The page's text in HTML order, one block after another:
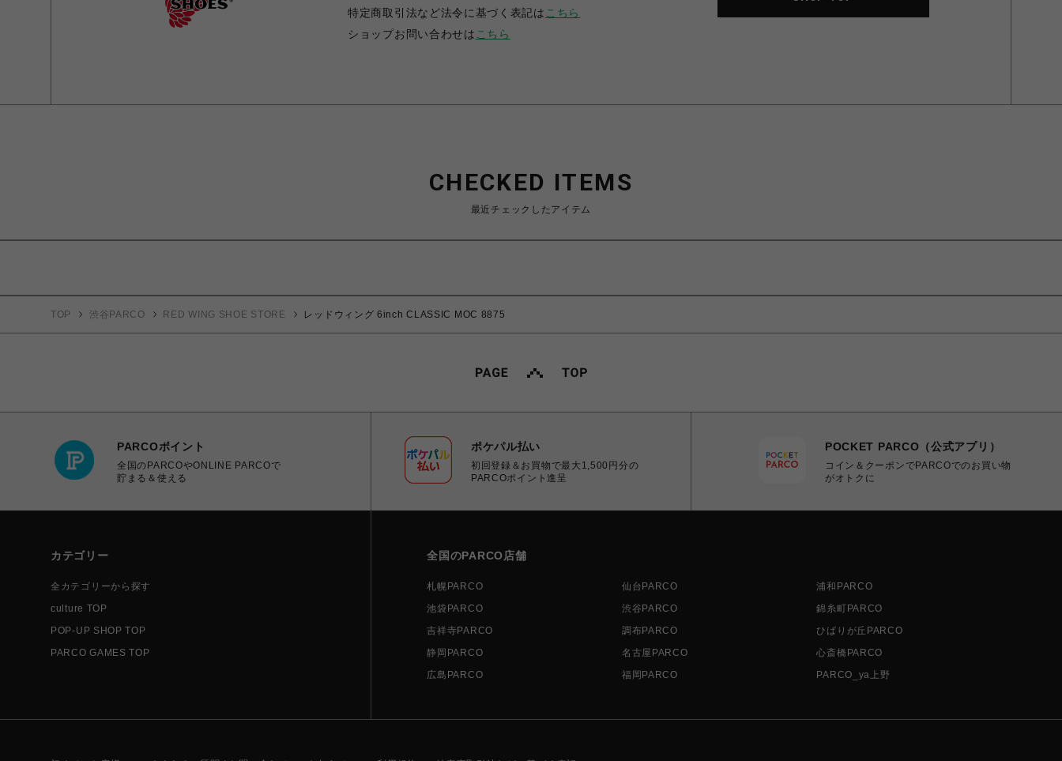
特定商取引法など法令に基づく表記は こちら
ショップお問い合わせは こちら
CHECKED ITEMS
最近チェックしたアイテム
TOP 渋谷PARCO RED WING SHOE STORE レッドウィング 6inch CLASSIC MOC 8875
PARCOポイント
全国のPARCOやONLINE PARCOで
貯まる＆使える
ポケパル払い
初回登録＆お買物で最大1,500円分の
PARCOポイント進呈
POCKET PARCO（公式アプリ）
コイン＆クーポンでPARCOでのお買い物
がオトクに
カテゴリー
全カテゴリーから探す
culture TOP
POP-UP SHOP TOP
PARCO GAMES TOP
全国のPARCO店舗
札幌PARCO 仙台PARCO
浦和PARCO
池袋PARCO
渋谷PARCO
錦糸町PARCO
吉祥寺PARCO
調布PARCO
ひばりが丘PARCO
静岡PARCO
名古屋PARCO
心斎橋PARCO
広島PARCO
福岡PARCO PARCO_ya上野